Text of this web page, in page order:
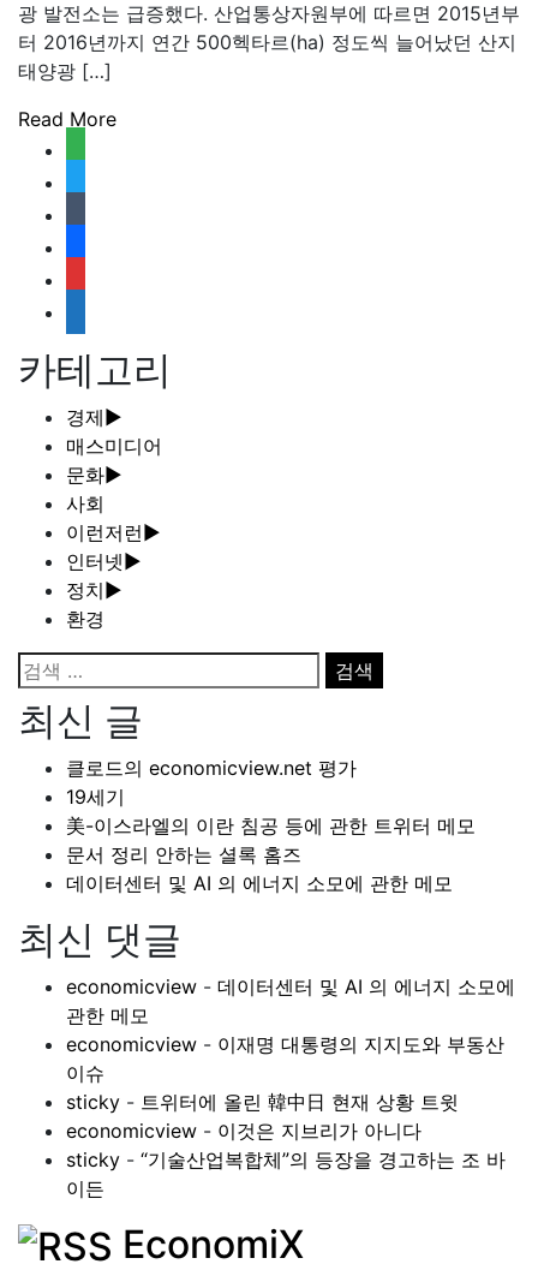
광 발전소는 급증했다. 산업통상자원부에 따르면 2015년부
터 2016년까지 연간 500헥타르(ha) 정도씩 늘어났던 산지
태양광 […]
Read More
document
카테고리
경제 ►
매스미디어
문화►
사회
이런저런 ►
인터넷 ►
정치 ►
환경
검
색:
최신 글
클로드의 economicview.net 평가
19세기
美-이스라엘의 이란 침공 등에 관한 트위터 메모
문서 정리 안하는 셜록 홈즈
데이터센터 및 AI 의 에너지 소모에 관한 메모
최신 댓글
economicview - 데이터센터 및 AI 의 에너지 소모에
관한 메모
economicview - 이재명 대통령의 지지도와 부동산
이슈
sticky - 트위터에 올린 韓中日 현재 상황 트윗
economicview - 이것은 지브리가 아니다
sticky - “기술산업복합체”의 등장을 경고하는 조 바
이든
EconomiX